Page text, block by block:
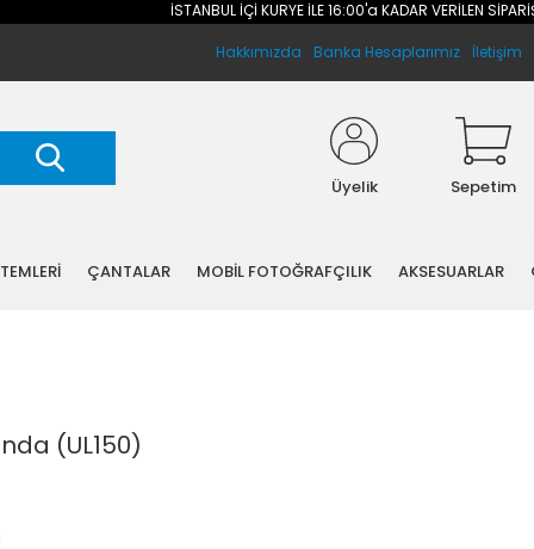
İSTANBUL İÇİ KURYE İLE 16:00'a KADAR VERİLEN
Hakkımızda Banka Hesaplarımız İletişim
Üyelik Sepetim
ÇANTALAR MOBİL FOTOĞRAFÇILIK AKSESUARLAR
(UL150)